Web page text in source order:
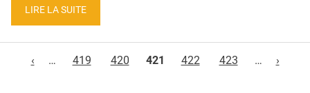
LIRE LA SUITE
‹
… 419 420 421 422 423 … ›